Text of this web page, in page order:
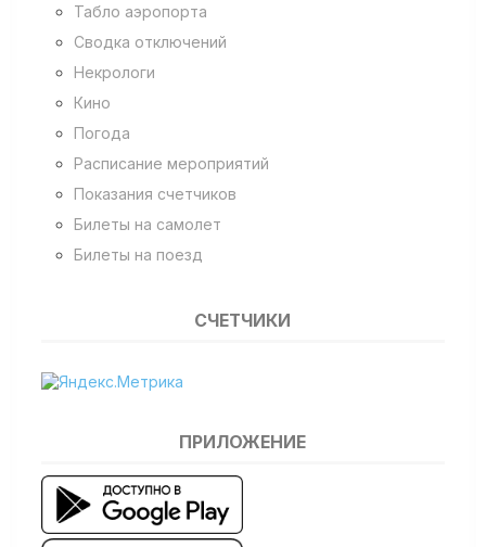
Табло аэропорта
Сводка отключений
Некрологи
Кино
Погода
Расписание мероприятий
Показания счетчиков
Билеты на самолет
Билеты на поезд
СЧЕТЧИКИ
ПРИЛОЖЕНИЕ